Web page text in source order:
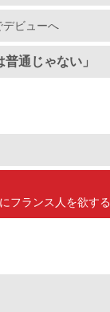
ビューへ
通じゃない」
フランス人を欲する